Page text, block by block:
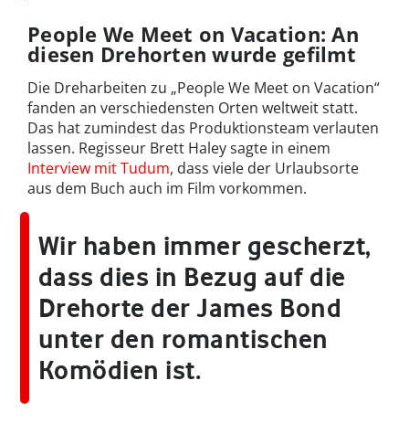
People We Meet on Vacation: An
diesen Drehorten wurde gefilmt
Die Dreharbeiten zu „People We Meet on Vacation“
fanden an verschiedensten Orten weltweit statt.
Das hat zumindest das Produktionsteam verlauten
lassen. Regisseur Brett Haley sagte in einem
Interview mit Tudum, dass viele der Urlaubsorte
aus dem Buch auch im Film vorkommen.
Wir haben immer gescherzt,
dass dies in Bezug auf die
Drehorte der James Bond
unter den romantischen
Komödien ist.